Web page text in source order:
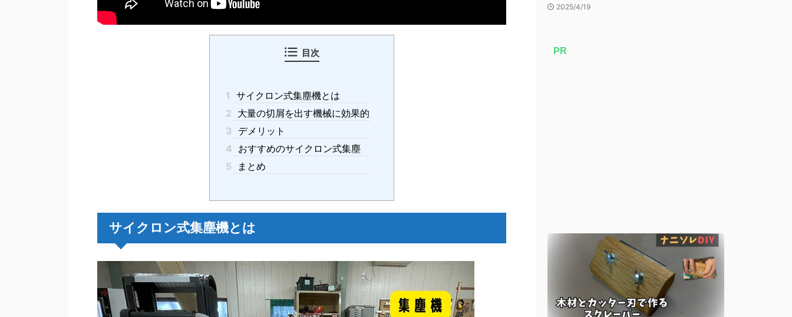
目次
1 サイクロン式集塵機とは
2 大量の切屑を出す機械に効果的
3 デメリット
4 おすすめのサイクロン式集塵
5
まとめ
サイクロン式集塵機とは
2025/4/19
PR